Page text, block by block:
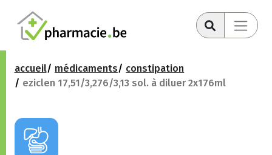
accueil médicaments
constipation
eziclen 17,51/3,276/3,13 sol. à diluer 2x176ml